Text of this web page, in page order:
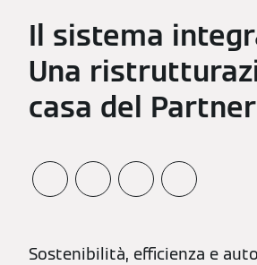
Il sistema
Una
casa del Partner
Sostenibilità, efficienza e